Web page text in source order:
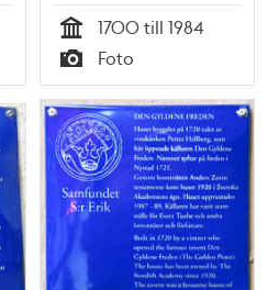
Tid
1700 till 1984
Typ
Foto